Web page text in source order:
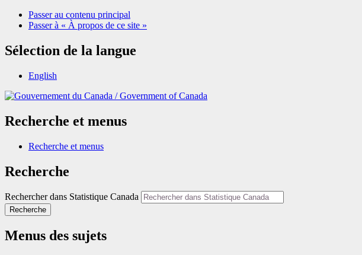
Passer au contenu principal
Passer à « À propos de ce site »
Sélection de la langue
English
/Government of Canada
Recherche et menus
Recherche et menus
Recherche
Rechercher dans Statistique Canada
Recherche
Menus des sujets